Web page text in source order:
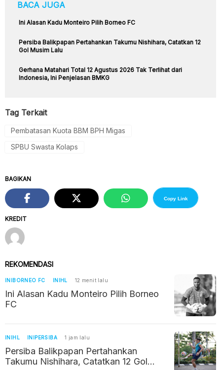
BACA JUGA
Ini Alasan Kadu Monteiro Pilih Borneo FC
Persiba Balikpapan Pertahankan Takumu Nishihara, Catatkan 12
Gol Musim Lalu
Gerhana Matahari Total 12 Agustus 2026 Tak Terlihat dari
Indonesia, Ini Penjelasan BMKG
Tag Terkait
Pembatasan Kuota BBM BPH Migas
SPBU Swasta Kolaps
KREDIT
BAGIKAN
Copy Link
REKOMENDASI
INIBORNEO FC INIHL 12 menit lalu
Ini Alasan Kadu Monteiro Pilih Borneo
FC
INIHL INIPERSIBA 1 jam lalu
Persiba Balikpapan Pertahankan
Takumu Nishihara, Catatkan 12 Gol